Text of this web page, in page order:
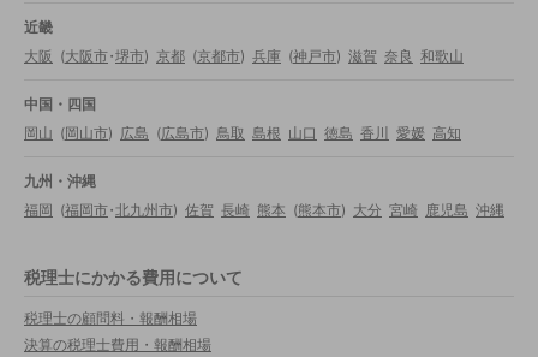
近畿
大阪 (大阪市・堺市) 京都 (京都市) 兵庫 (神戸市) 滋賀 奈良 和歌山
中国・四国
岡山 (岡山市) 広島 (広島市) 鳥取 島根 山口 徳島 香川 愛媛 高知
九州・沖縄
福岡 (福岡市・北九州市) 佐賀 長崎 熊本 (熊本市) 大分 宮崎 鹿児島 沖縄
税理士にかかる費用について
税理士の顧問料・報酬相場
決算の税理士費用・報酬相場